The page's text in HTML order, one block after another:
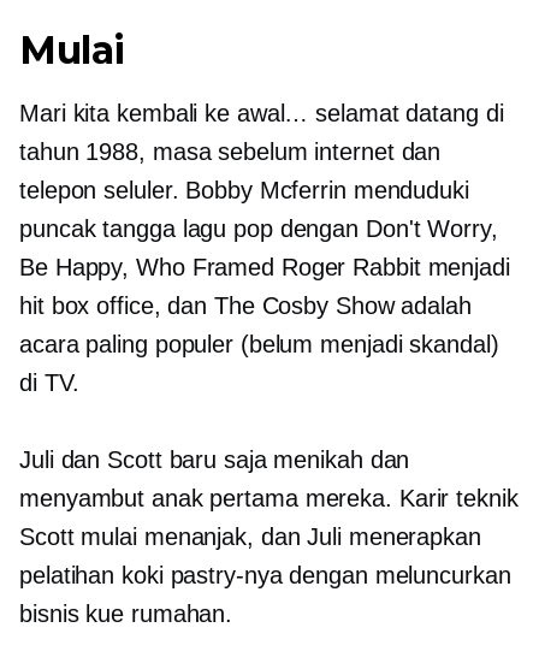
Mulai
Mari kita kembali ke awal… selamat datang di
tahun 1988, masa sebelum internet dan
telepon seluler. Bobby Mcferrin menduduki
puncak tangga lagu pop dengan Don't Worry,
Be Happy, Who Framed Roger Rabbit menjadi
hit box office, dan The Cosby Show adalah
acara paling populer (belum menjadi skandal)
di TV.
Juli dan Scott baru saja menikah dan
menyambut anak pertama mereka. Karir teknik
Scott mulai menanjak, dan Juli menerapkan
pelatihan koki pastry-nya dengan meluncurkan
bisnis kue rumahan.